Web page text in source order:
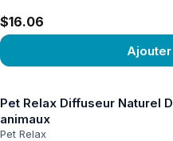
$16.06
Pet Relax Diffuseur Naturel
animaux
Pet Relax